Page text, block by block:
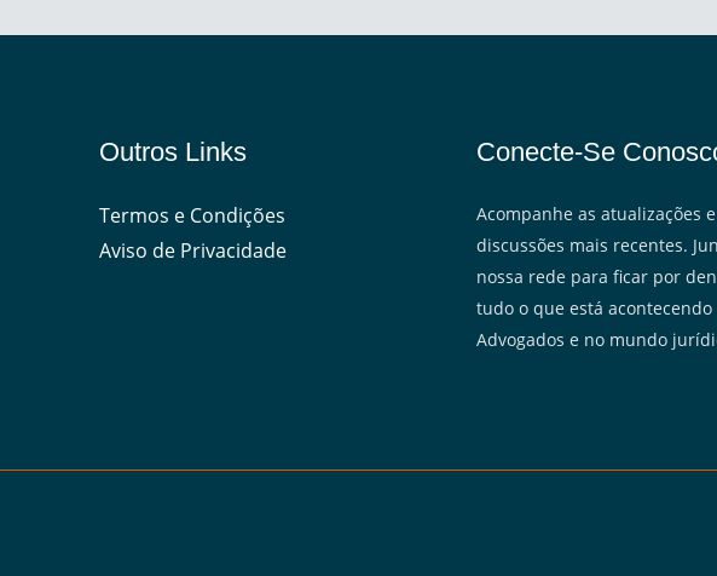
Outros Links
Termos e Condições
Aviso de Privacidade
Conecte-Se
Acompanhe as atualizações e
discussões mais recentes.
nossa rede para ficar por
tudo o que está acontecendo
Advogados e no mundo